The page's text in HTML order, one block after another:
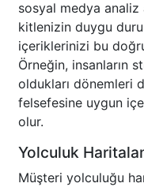
sosyal medya analiz
kitlenizin duygu
içeriklerinizi bu
Örneğin, insanların
oldukları dönemleri
felsefesine uygun
olur.
Yolculuk
Müşteri yolculuğu